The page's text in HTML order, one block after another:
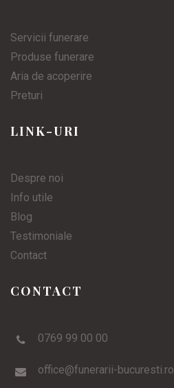
Servicii funerare
Produse funerare
Aria de acoperire
Preturi
LINK-URI
Despre noi
Info utile
Blog
Testimoniale
Contact
CONTACT
0769 99 00 00
office@funerarii-bucuresti.ro